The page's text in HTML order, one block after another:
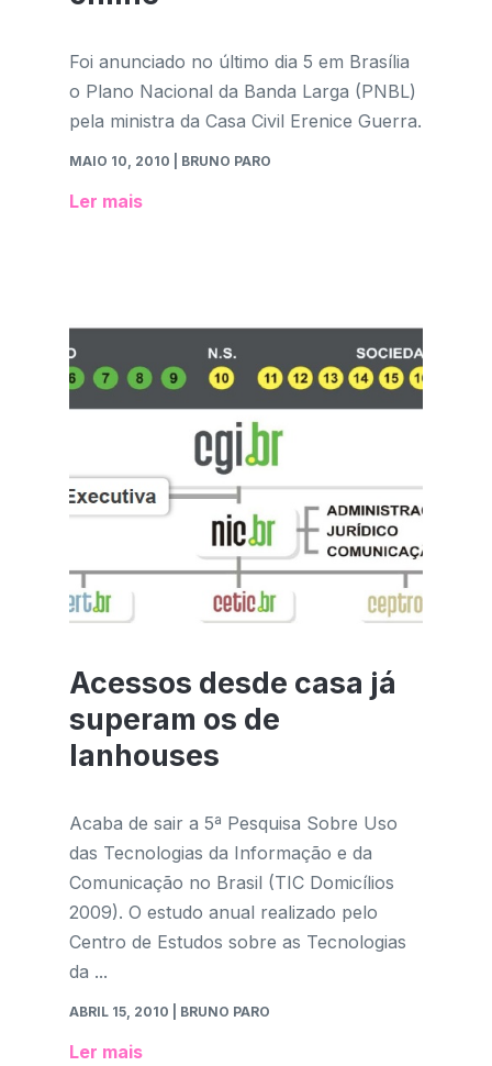
Foi anunciado no último dia 5 em Brasília
o Plano Nacional da Banda Larga (PNBL)
pela ministra da Casa Civil Erenice Guerra.
MAIO 10, 2010 | BRUNO PARO
Ler mais
Acessos desde casa já
superam os de
lanhouses
Acaba de sair a 5ª Pesquisa Sobre Uso
das Tecnologias da Informação e da
Comunicação no Brasil (TIC Domicílios
2009). O estudo anual realizado pelo
Centro de Estudos sobre as Tecnologias
da ...
ABRIL 15, 2010 | BRUNO PARO
Ler mais